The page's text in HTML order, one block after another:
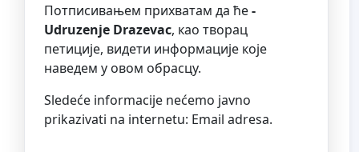
Потписивањем прихватам да ће-
Udruzenje Drazevac, као творац
петиције, видети информације које
наведем у овом обрасцу.
Sledeće informacije nećemo javno
prikazivati na internetu: Email adresa.